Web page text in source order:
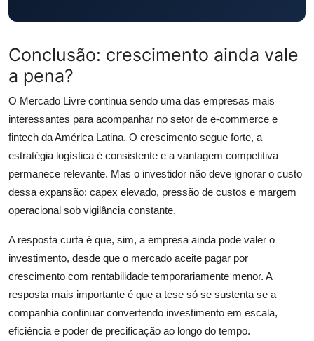
Conclusão: crescimento ainda vale
a pena?
O Mercado Livre continua sendo uma das empresas mais
interessantes para acompanhar no setor de e-commerce e
fintech da América Latina. O crescimento segue forte, a
estratégia logística é consistente e a vantagem competitiva
permanece relevante. Mas o investidor não deve ignorar o custo
dessa expansão: capex elevado, pressão de custos e margem
operacional sob vigilância constante.
A resposta curta é que, sim, a empresa ainda pode valer o
investimento, desde que o mercado aceite pagar por
crescimento com rentabilidade temporariamente menor. A
resposta mais importante é que a tese só se sustenta se a
companhia continuar convertendo investimento em escala,
eficiência e poder de precificação ao longo do tempo.